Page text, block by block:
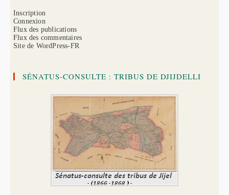
Inscription
Connexion
Flux des publications
Flux des commentaires
Site de WordPress-FR
SÉNATUS-CONSULTE : TRIBUS DE DJIJDELLI